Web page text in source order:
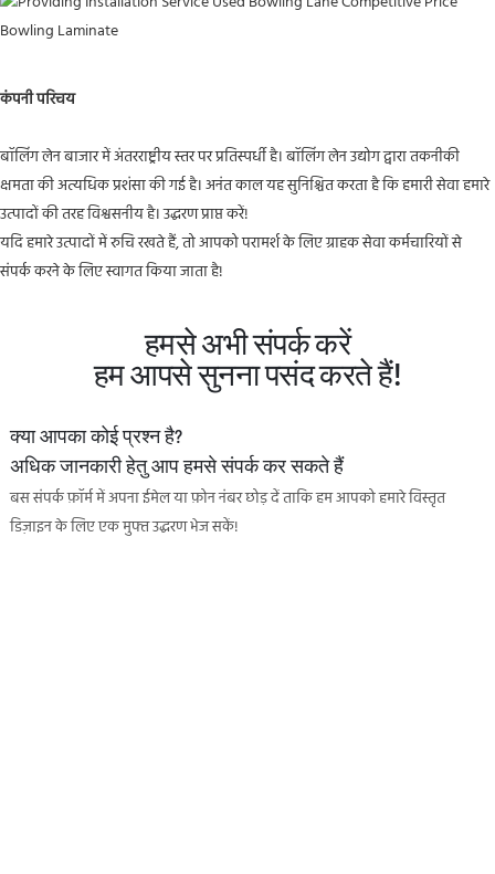
कंपनी परिचय
बॉलिंग लेन बाजार में अंतरराष्ट्रीय स्तर पर प्रतिस्पर्धी है। बॉलिंग लेन उद्योग द्वारा तकनीकी
क्षमता की अत्यधिक प्रशंसा की गई है। अनंत काल यह सुनिश्चित करता है कि हमारी सेवा हमारे
उत्पादों की तरह विश्वसनीय है। उद्धरण प्राप्त करें!
यदि हमारे उत्पादों में रुचि रखते हैं, तो आपको परामर्श के लिए ग्राहक सेवा कर्मचारियों से
संपर्क करने के लिए स्वागत किया जाता है!
हमसे अभी संपर्क करें
हम आपसे सुनना पसंद करते हैं!
क्या आपका कोई प्रश्न है?
अधिक जानकारी हेतु आप हमसे संपर्क कर सकते हैं
बस संपर्क फ़ॉर्म में अपना ईमेल या फ़ोन नंबर छोड़ दें ताकि हम आपको हमारे विस्तृत
डिज़ाइन के लिए एक मुफ्त उद्धरण भेज सकें!